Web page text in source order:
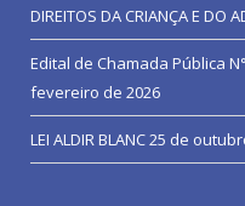
DIREITOS DA CRIANÇA E DO
Edital de Chamada Pública
fevereiro de 2026
LEI ALDIR BLANC25 de